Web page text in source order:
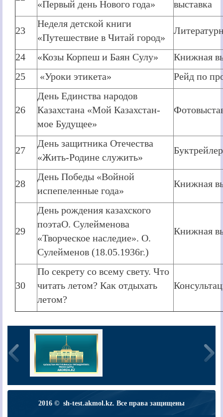
«Первый день Нового года» выставка
23
Неделя детской книги
«Путешествие в Читай город»
24 «Козы Корпеш и Баян Сулу»
Книжная
25
«Уроки этикета» Рейд по
26
День Единства народов
Казахстана «Мой Казахстан-
мое Будущее»
27
День защитника Отечества
«Жить-Родине служить»
Буктрейлер
28
День Победы «Войной
испепеленные года»
Книжная
29
День рождения казахского
поэтаО. Сулейменова
«Творческое наследие». О.
Сулейменов (18.05.1936г.)
Книжная
30
По секрету со всему свету. Что
читать летом? Как отдыхать
летом?
2016 © sh-test.akmol.kz. Все права защищены